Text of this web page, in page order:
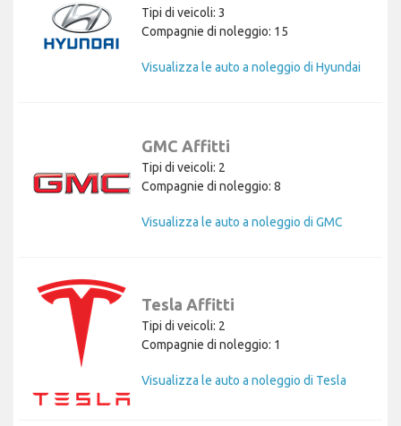
Tipi di veicoli: 3
Compagnie di noleggio: 15
Visualizza le auto a noleggio di Hyundai
GMC Affitti
Tipi di veicoli: 2
Compagnie di noleggio: 8
Visualizza le auto a noleggio di GMC
Tesla Affitti
Tipi di veicoli: 2
Compagnie di noleggio: 1
Visualizza le auto a noleggio di Tesla